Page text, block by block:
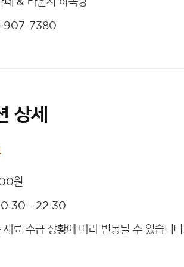
& 라운지 하녹당
907-7380
상세
원
- 22:30
재료 수급 상황에 따라 변동될 수 있습니다.